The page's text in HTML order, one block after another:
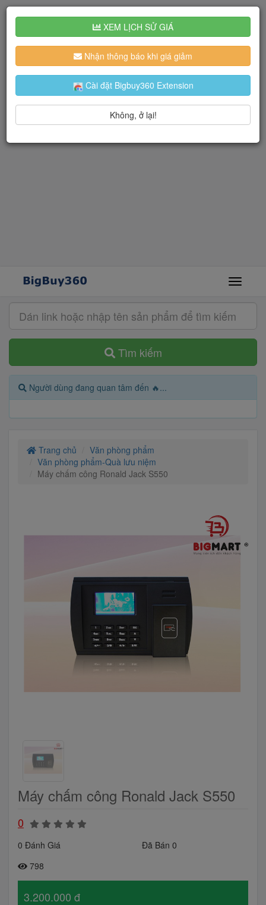
Tìm kiếm
Người dùng đang quan tâm đến 🔥...
Trang chủ
Văn phòng phẩm
Văn phòng phẩm-Quà lưu niệm
Máy chấm công Ronald Jack S550
Máy chấm công Ronald Jack S550
0
0 Đánh Giá
Đã Bán 0
798
3.200.000 đ
XEM LỊCH SỬ GIÁ
Nhận thông báo khi giá giảm
Cài đặt Bigbuy360 Extension
Không, ở lại!